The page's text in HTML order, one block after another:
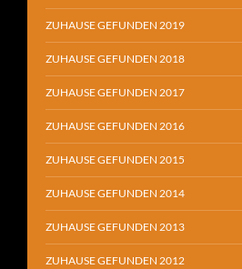
ZUHAUSE GEFUNDEN 2019
ZUHAUSE GEFUNDEN 2018
ZUHAUSE GEFUNDEN 2017
ZUHAUSE GEFUNDEN 2016
ZUHAUSE GEFUNDEN 2015
ZUHAUSE GEFUNDEN 2014
ZUHAUSE GEFUNDEN 2013
ZUHAUSE GEFUNDEN 2012